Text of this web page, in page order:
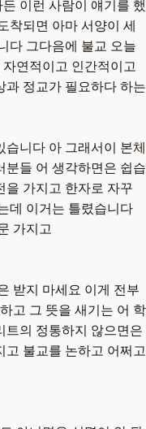
이런 사람이 얘기를 했
착되면 아마 서양이 세
다 그다음에 불교 오늘
연적이고 인간적이고
과 정교가 필요하다 하는
니다 아 그래서이 본체
분들 어 생각하면은 쉽습
을 가지고 한자로 자꾸
데 이거는 틀렸습니다
가지고
받지 마세요 이게 전부
고 그 뜻을 새기는 어 학
트의 정통하지 않으면은
고 불교를 논하고 어쩌고